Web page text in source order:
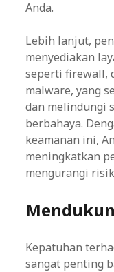
Anda.
Lebih lanjut,
menyediakan
seperti firewall,
malware, yang
dan melindungi
berbahaya.
keamanan ini,
meningkatkan
mengurangi
Kepatuhan
sangat penting